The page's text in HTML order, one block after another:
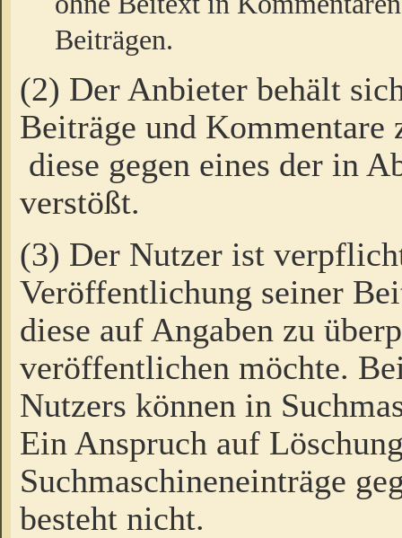
Beiträgen.
(2) Der Anbieter behält
Beiträge und Kommentare
diese gegen eines der in
verstößt.
(3) Der Nutzer ist
Veröffentlichung seiner
diese auf Angaben zu
veröffentlichen möchte.
Nutzers können in
Ein Anspruch auf
Suchmaschineneinträge
besteht nicht.